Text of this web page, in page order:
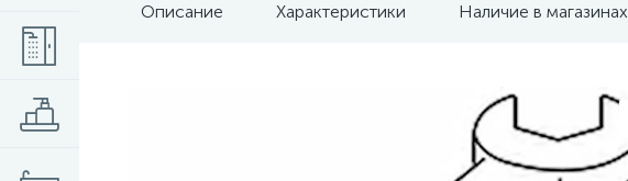
Описание Характеристики Наличие в магазинах